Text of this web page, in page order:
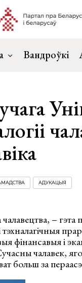
Вандроўкі
АДУКАЦЫЯ
–
фінансавыя і
чалавек,
больш за